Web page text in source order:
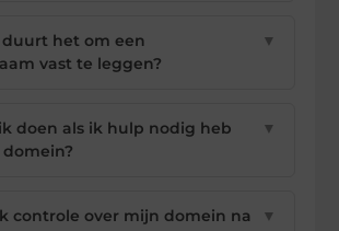
duurt het om een
vast te leggen?
▼
doen als ik hulp nodig heb
▼
controle over mijn domein na
▼